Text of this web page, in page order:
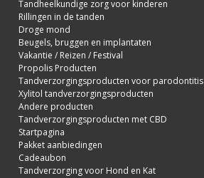
Tandheelkundige zorg voor kinderen
Rillingen in de tanden
Droge mond
Beugels, bruggen en implantaten
Vakantie / Reizen / Festival
Propolis Producten
Tandverzorgingsproducten voor parodontitis
Xylitol tandverzorgingsproducten
Andere producten
Tandverzorgingsproducten met CBD
Startpagina
Pakket aanbiedingen
Cadeaubon
Tandverzorging voor Hond en Kat